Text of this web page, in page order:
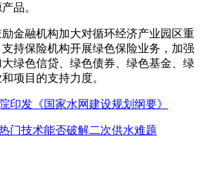
品。
金融机构加大对循环经济产业园区重
持保险机构开展绿色保险业务，加强
绿色信贷、绿色债券、绿色基金、绿
项目的支持力度。
印发《国家水网建设规划纲要》
门技术能否破解二次供水难题